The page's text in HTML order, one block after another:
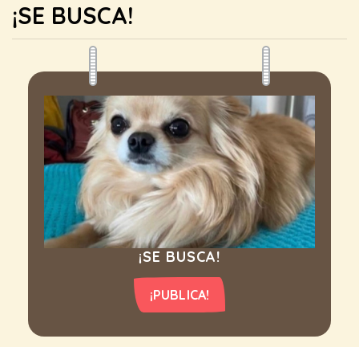
¡SE BUSCA!
¡SE BUSCA!
¡PUBLICA!